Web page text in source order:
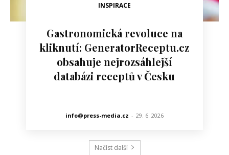
INSPIRACE
Gastronomická revoluce na
kliknutí: GeneratorReceptu.cz
obsahuje nejrozsáhlejší
databázi receptů v Česku
info@press-media.cz - 29. 6. 2026
Načíst další